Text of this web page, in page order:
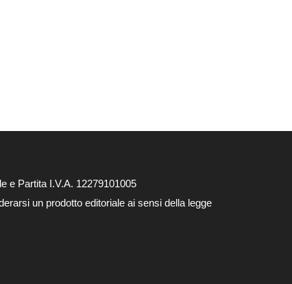
e Partita I.V.A. 12279101005
un prodotto editoriale ai sensi della legge